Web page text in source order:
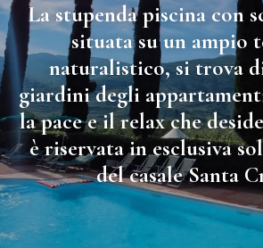
La stupenda piscina con
situata su un ampio
naturalistico, si trova
giardini degli
la pace e il relax che
è riservata in esclusiva
del casale Santa